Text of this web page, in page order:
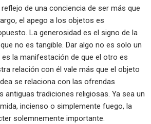
de una conciencia de ser más que
el apego a los objetos es
La generosidad es el signo de la
no es tangible. Dar algo no es solo un
la manifestación de que el otro es
relación con él vale más que el objeto
se relaciona con las ofrendas
antiguas tradiciones religiosas. Ya sea un
incienso o simplemente fuego, la
solemnemente importante.